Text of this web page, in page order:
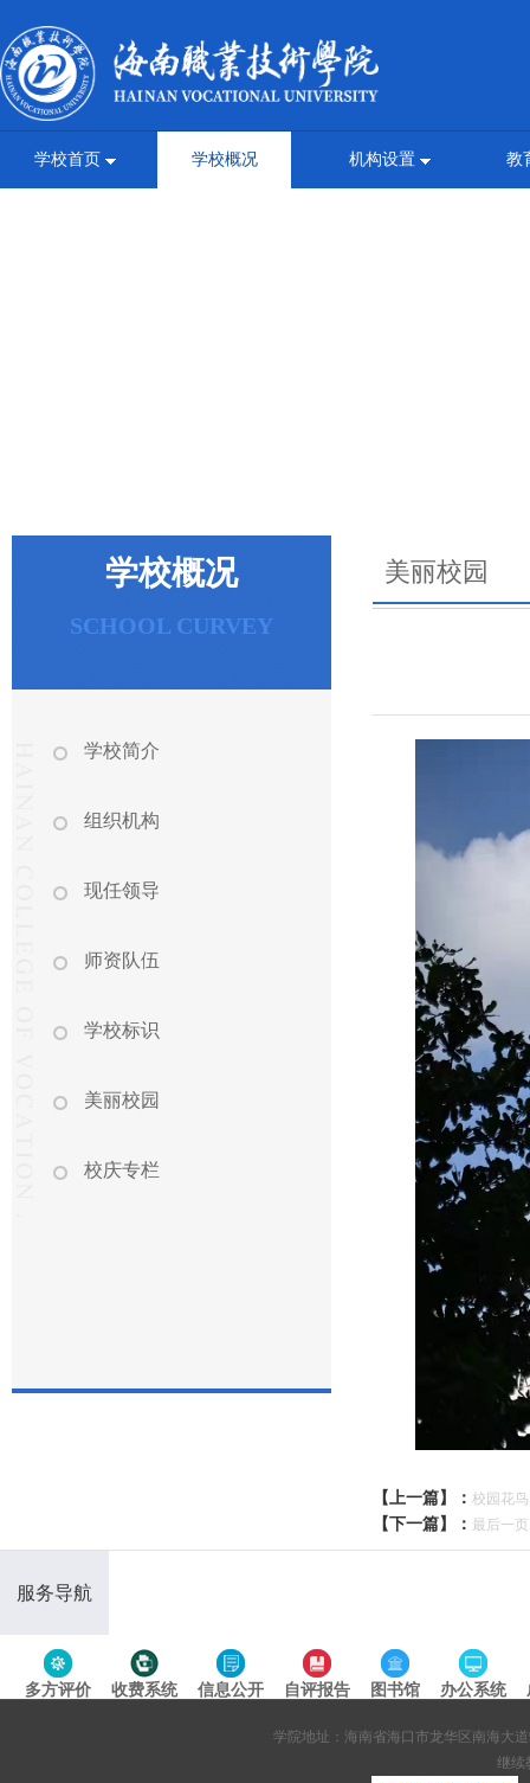
学校首页 学校概况 机构设置 教
学校概况
SCHOOL CURVEY
学校简介
组织机构
现任领导
师资队伍
学校标识
美丽校园
校庆专栏
美丽校园
【上一篇】： 校园花鸟
【下一篇】： 最后一页
服务导航
多方评价 收费系统 信息公开 自评报告 图书馆 办公系统
学院地址：海南省海口市龙华区南海大道
继续